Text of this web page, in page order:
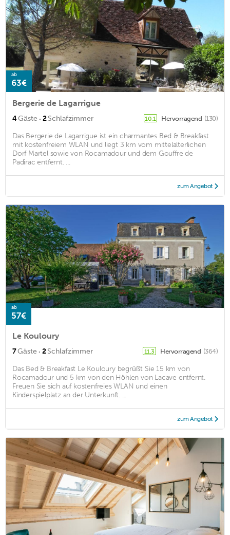
ab
63€
Bergerie de Lagarrigue
4Gäste · 2Schlafzimmer 10,1 Hervorragend (130)
Das Bergerie de Lagarrigue ist ein charmantes Bed & Breakfast
mit kostenfreiem WLAN und liegt 3 km vom mittelalterlichen
Dorf Martel sowie von Rocamadour und dem Gouffre de
Padirac entfernt. ...
zum Angebot
ab
57€
Le Kouloury
7Gäste · 2Schlafzimmer 11,3 Hervorragend (364)
Das Bed & Breakfast Le Kouloury begrüßt Sie 15 km von
Rocamadour und 5 km von den Höhlen von Lacave entfernt.
Freuen Sie sich auf kostenfreies WLAN und einen
Kinderspielplatz an der Unterkunft. ...
zum Angebot